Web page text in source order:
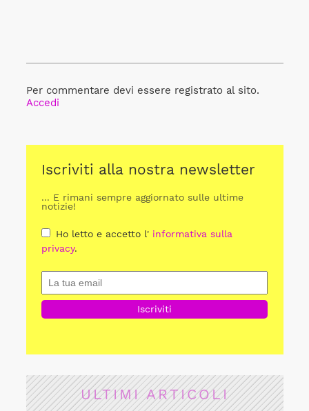
Per commentare devi essere registrato al sito.
Accedi
Iscriviti alla nostra newsletter
... E rimani sempre aggiornato sulle ultime
notizie!
Ho letto e accetto l' informativa sulla
privacy.
ULTIMI ARTICOLI